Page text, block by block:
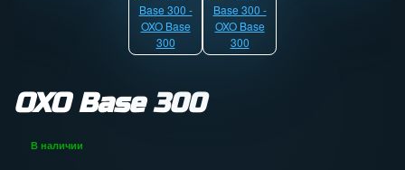
OXO Base 300
В наличии